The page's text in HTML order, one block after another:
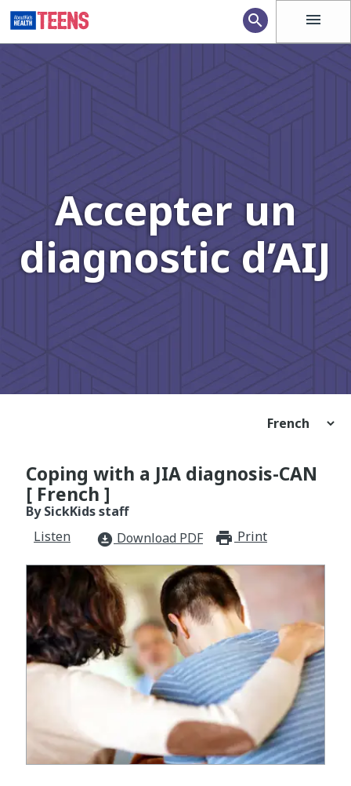
menu
search
Accepter un
diagnostic d’AIJ
Coping with a JIA diagnosis-CAN
[ French ]
By SickKids staff
Listen
download_for_offline Download PDF Print